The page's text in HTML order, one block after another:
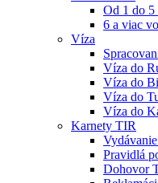
Od 1 do 5
6 a viac
Víza
Víza do
Víza do
Víza do
Víza do
Karnety TIR
Pravidlá
Dohovor